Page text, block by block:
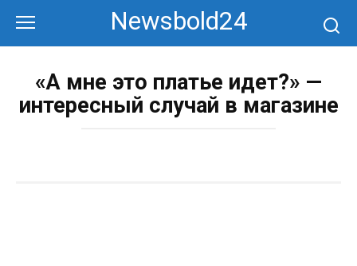
контенту
Newsbold24
«А мне это платье идет?» —
интересный случай в магазине